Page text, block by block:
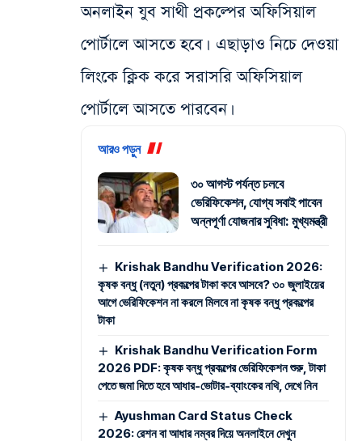
অনলাইন যুব সাথী প্রকল্পের অফিসিয়াল
পোর্টালে আসতে হবে। এছাড়াও নিচে দেওয়া
লিংকে ক্লিক করে সরাসরি অফিসিয়াল
পোর্টালে আসতে পারবেন।
আরও পড়ুন
৩০ আগস্ট পর্যন্ত চলবে
ভেরিফিকেশন, যোগ্য সবাই পাবেন
অন্নপূর্ণা যোজনার সুবিধা: মুখ্যমন্ত্রী
Krishak Bandhu Verification 2026:
কৃষক বন্ধু (নতুন) প্রকল্পের টাকা কবে আসবে? ৩০ জুলাইয়ের
আগে ভেরিফিকেশন না করলে মিলবে না কৃষক বন্ধু প্রকল্পের
টাকা
Krishak Bandhu Verification Form
2026 PDF: কৃষক বন্ধু প্রকল্পের ভেরিফিকেশন শুরু, টাকা
পেতে জমা দিতে হবে আধার-ভোটার-ব্যাংকের নথি, দেখে নিন
Ayushman Card Status Check
2026: রেশন বা আধার নম্বর দিয়ে অনলাইনে দেখুন